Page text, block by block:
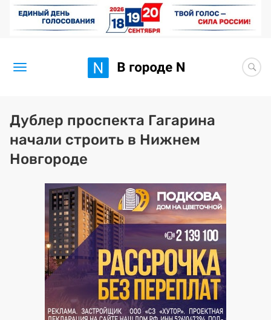
Новости
Статьи
BORЩ
Искусство исцелять
Премия 2026 (текущая)
Премия 2025
Эксперты
Дублер проспекта Гагарина
начали строить в Нижнем
Новгороде